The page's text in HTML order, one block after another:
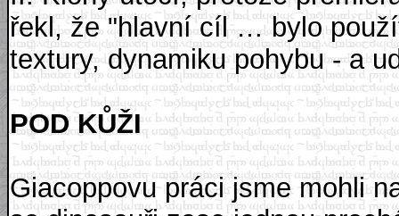
řekl, že "hlavní cíl … bylo
textury, dynamiku pohybu - a
POD KŮŽI
Giacoppovu práci jsme mohli